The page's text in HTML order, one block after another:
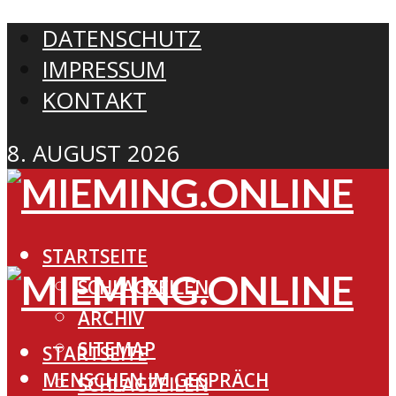
DATENSCHUTZ
IMPRESSUM
KONTAKT
8. AUGUST 2026
STARTSEITE
SCHLAGZEILEN
ARCHIV
SITEMAP
MENSCHEN IM GESPRÄCH
STARTSEITE
SCHLAGZEILEN